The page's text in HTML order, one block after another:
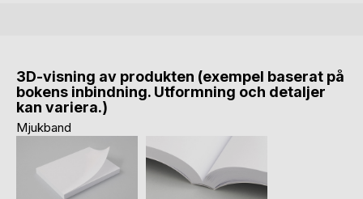
3D-visning av produkten (exempel baserat på
bokens inbindning. Utformning och detaljer
kan variera.)
Mjukband